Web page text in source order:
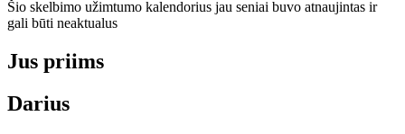
Šio skelbimo užimtumo kalendorius jau seniai buvo atnaujintas ir
gali būti neaktualus
Jus priims
Darius